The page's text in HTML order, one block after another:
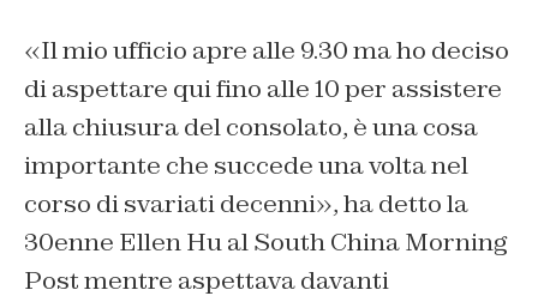
«Il mio ufficio apre alle 9.30 ma ho deciso
di aspettare qui fino alle 10 per assistere
alla chiusura del consolato, è una cosa
importante che succede una volta nel
corso di svariati decenni», ha detto la
30enne Ellen Hu al South China Morning
Post mentre aspettava davanti